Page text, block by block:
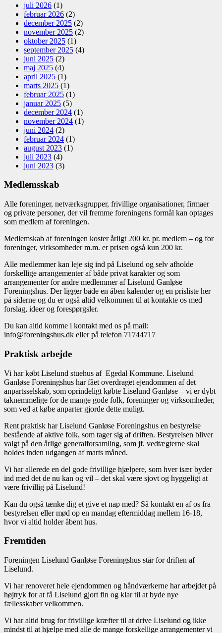
juli 2026 (1)
februar 2026 (2)
december 2025 (2)
november 2025 (2)
oktober 2025 (1)
september 2025 (4)
juni 2025 (2)
maj 2025 (4)
april 2025 (1)
marts 2025 (1)
februar 2025 (1)
januar 2025 (5)
december 2024 (1)
november 2024 (1)
juni 2024 (2)
februar 2024 (1)
august 2023 (1)
juli 2023 (4)
juni 2023 (3)
Medlemsskab
Alle foreninger, netværksgrupper, frivillige organisationer, firmaer
og private personer, der vil fremme foreningens formål kan optages
som medlem af foreningen.
Medlemskab af foreningen koster årligt 200 kr. pr. medlem – og for
foreninger, virksomheder m.m. er prisen også kun 200 kr.
Alle medlemmer kan leje sig ind på Liselund og selv afholde
forskellige arrangementer af både privat karakter og som
arrangementer for andre medlemmer af Liselund Ganløse
Foreningshus. Der ligger både en åben kalender og en prisliste her
på siderne og du er også altid velkommen til at kontakte os med
forslag, ideer og forespørgsler.
Du kan altid komme i kontakt med os på mail:
info@foreningshus.dk eller på telefon 71744717
Praktisk arbejde
Vi har købt Liselund stuehus af Egedal Kommune. Liselund
Ganløse Foreningshus har fået overdraget ejendommen af det
anpartsselskab, som oprindeligt købte Liselund Ganløse – vi er dybt
taknemmelige for de mange gode folk, foreninger og virksomheder,
som ved at købe anparter gjorde dette muligt.
Rent praktisk har Liselund Ganløse Foreningshus en bestyrelse
bestående af aktive folk, som tager sig af driften. Bestyrelsen bliver
valgt på den årlige generalforsamling, som jf. vedtægterne skal
holdes inden udgangen af marts måned.
Vi har allerede en del gode frivillige hjælpere, som hver især byder
ind med det de nu kan og vil – det skal være sjovt og hyggeligt at
være frivillig på Liselund!
Kan du også tænke dig et give et nap med? Så kontakt en af os fra
bestyrelsen eller mød op en mandag eftermiddag mellem 16-18,
hvor vi altid holder åbent hus.
Fremtiden
Foreningen Liselund Ganløse Foreningshus står for driften af
Liselund.
Vi har renoveret hele ejendommen og håndværkerne har arbejdet på
højtryk for at få Liselund gjort fin og klar til at byde nye
fællesskaber velkommen.
Vi har altid brug for frivillige kræfter til at drive Liselund og ikke
mindst til at hjælpe med alle de mange forskellige arrangementer vi